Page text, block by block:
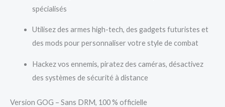
spécialisés
Utilisez des armes high-tech, des gadgets futuristes et
des mods pour personnaliser votre style de combat
Hackez vos ennemis, piratez des caméras, désactivez
des systèmes de sécurité à distance
Version GOG – Sans DRM, 100 % officielle